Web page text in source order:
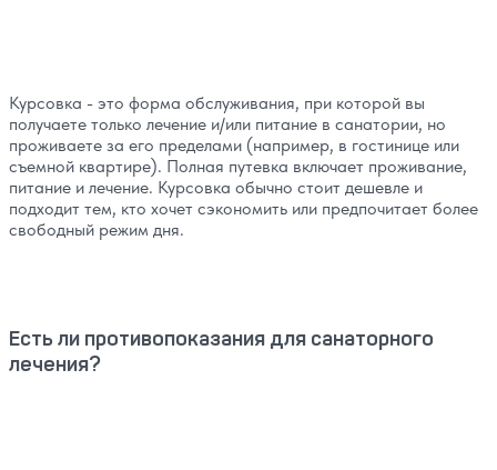
Курсовка - это форма обслуживания, при которой вы
получаете только лечение и/или питание в санатории, но
проживаете за его пределами (например, в гостинице или
съемной квартире). Полная путевка включает проживание,
питание и лечение. Курсовка обычно стоит дешевле и
подходит тем, кто хочет сэкономить или предпочитает более
свободный режим дня.
Есть ли противопоказания для санаторного
лечения?